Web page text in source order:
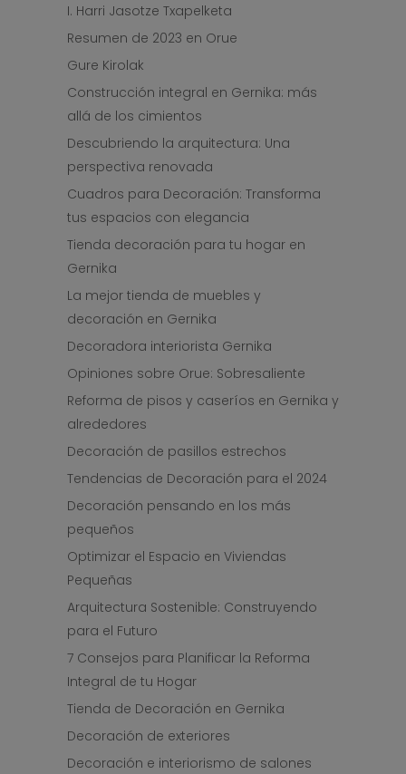
I. Harri Jasotze Txapelketa
Resumen de 2023 en Orue
Gure Kirolak
Construcción integral en Gernika: más
allá de los cimientos
Descubriendo la arquitectura: Una
perspectiva renovada
Cuadros para Decoración: Transforma
tus espacios con elegancia
Tienda decoración para tu hogar en
Gernika
La mejor tienda de muebles y
decoración en Gernika
Decoradora interiorista Gernika
Opiniones sobre Orue: Sobresaliente
Reforma de pisos y caseríos en Gernika y
alrededores
Decoración de pasillos estrechos
Tendencias de Decoración para el 2024
Decoración pensando en los más
pequeños
Optimizar el Espacio en Viviendas
Pequeñas
Arquitectura Sostenible: Construyendo
para el Futuro
7 Consejos para Planificar la Reforma
Integral de tu Hogar
Tienda de Decoración en Gernika
Decoración de exteriores
Decoración e interiorismo de salones